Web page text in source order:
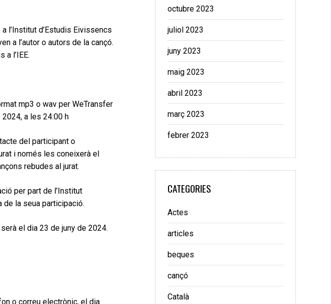
l’Institut d’Estudis Eivissencs
a l’autor o autors de la cançó.
a l’IEE.
mp3 o wav per WeTransfer
a les 24:00 h
del participant o
i només les coneixerà el
rebudes al jurat.
per part de l’Institut
de la seua participació.
el dia 23 de juny de 2024.
o correu electrònic, el dia
octubre 2023
juliol 2023
juny 2023
maig 2023
abril 2023
març 2023
febrer 2023
CATEGORIES
Actes
articles
beques
cançó
Català